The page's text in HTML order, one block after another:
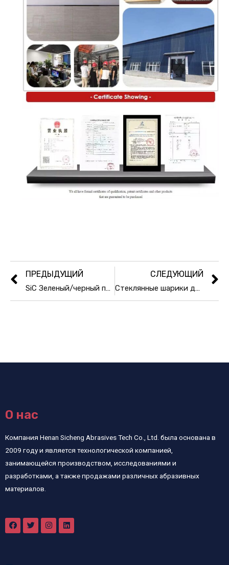
ПРЕДЫДУЩИЙ
SiC Зеленый/черный порошок карбида кремния для абразивов
СЛЕДУЮЩИЙ
Стеклянные шарики для дорожной разметки предварительно смешанного типа
О нас
Компания Henan Sicheng Abrasives Tech Co., Ltd. была основана в
2009 году и является технологической компанией,
занимающейся производством, исследованиями и
разработками, а также продажами различных абразивных
материалов.